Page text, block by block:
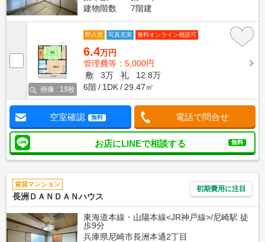
建物階数
7階建
画像 : 19枚
即入居 写真充実 無料オンライン相談可
6.4万円
管理費等：5,000円
敷
3万 礼
12.8万
6階
1DK 29.47㎡
空室確認 無料 電話で問合せ
お店にLINEで相談する 無料
賃貸マンション
長洲ＤＡＮＤＡＮハウス
初期費用に注目
東海道本線・山陽本線<JR神戸線>/尼崎駅 徒
歩9分
兵庫県尼崎市長洲本通2丁目